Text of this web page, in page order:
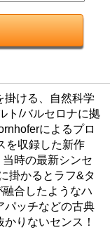
掛ける、自然科学
ト/バルセロナに拠
によるプロ
を収録した新作
当時の最新シンセ
掛かるとラフ&タ
合したようなハ
パッチなどの古典
りないセンス！